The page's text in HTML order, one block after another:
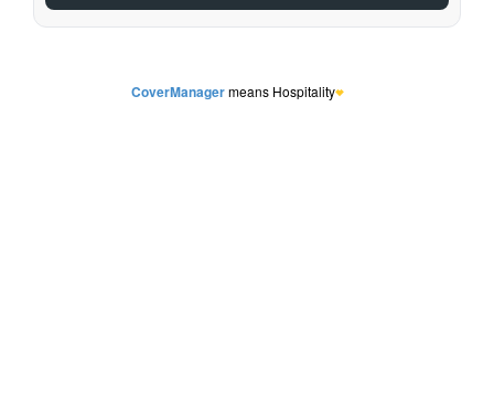
CoverManagermeans Hospitality